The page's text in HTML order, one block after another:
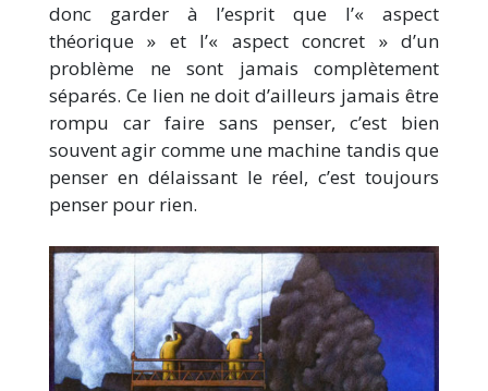
donc garder à l’esprit que l’« aspect
théorique » et l’« aspect concret » d’un
problème ne sont jamais complètement
séparés. Ce lien ne doit d’ailleurs jamais être
rompu car faire sans penser, c’est bien
souvent agir comme une machine tandis que
penser en délaissant le réel, c’est toujours
penser pour rien.